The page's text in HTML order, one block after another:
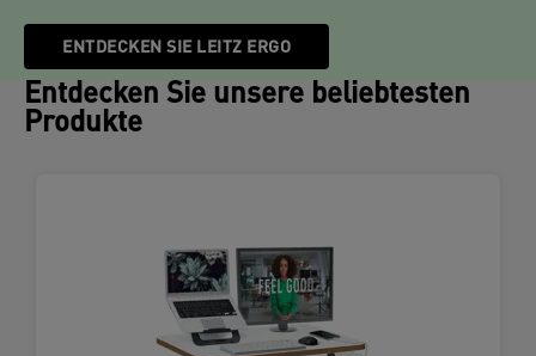
ENTDECKEN SIE LEITZ ERGO
Entdecken Sie unsere beliebtesten
Produkte